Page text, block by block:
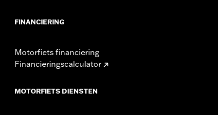
FINANCIERING
Motorfiets financiering
Financieringscalculator
MOTORFIETS DIENSTEN